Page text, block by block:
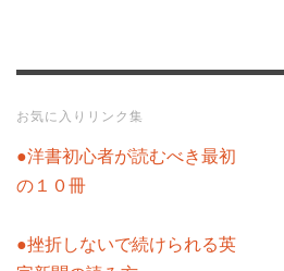
お気に入りリンク集
●洋書初心者が読むべき最初
の１０冊
●挫折しないで続けられる英